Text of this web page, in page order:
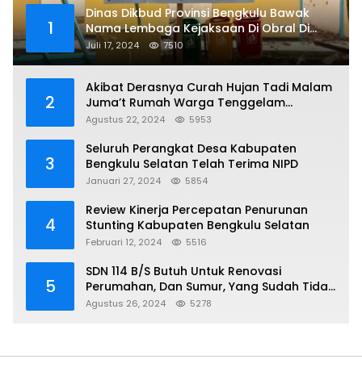
1
Dinas Dikbud Provinsi Bengkulu Bawak
Nama Lembaga Kejaksaan Di Obral Di
Papan Nama Proyek, Ada Apa?
Juli 17, 2024 7510
2
Akibat Derasnya Curah Hujan Tadi Malam
Juma’t Rumah Warga Tenggelam
Mencapai Dua Miter
Agustus 22, 2024 5953
3
Seluruh Perangkat Desa Kabupaten
Januari 27, 2024 5854
4
Review Kinerja Percepatan Penurunan
Februari 12, 2024 5516
5
SDN 114 B/S Butuh Untuk Renovasi
Perumahan, Dan Sumur, Yang Sudah Tidak
Layak Lagi Di Gunakan
Agustus 26, 2024 5278